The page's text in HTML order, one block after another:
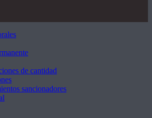
de cantidad
sancionadores